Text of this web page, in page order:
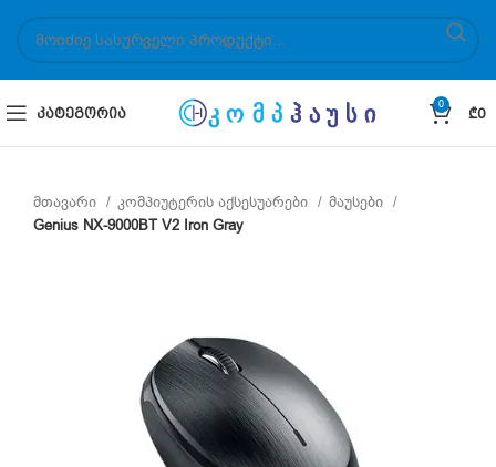
ᲙᲐᲢᲔᲒᲝᲠᲘᲐ
0
₾0
მთავარი კომპიუტერის აქსესუარები
მაუსები
Genius NX-9000BT V2 Iron Gray